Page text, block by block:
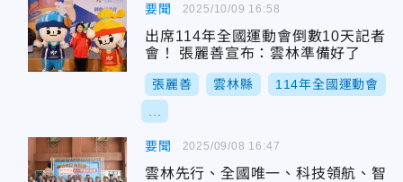
要聞
出席114年全國運動會倒數10天記者
會！ 張麗善宣布：雲林準備好了
張麗善 雲林縣 114年全國運動會
2025/10/09 16:58
要聞
雲林先行、全國唯一、科技領航、智
2025/09/08 16:47